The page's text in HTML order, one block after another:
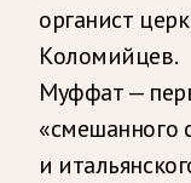
органист
Коломийцев.
Муффат —
«смешанного
и